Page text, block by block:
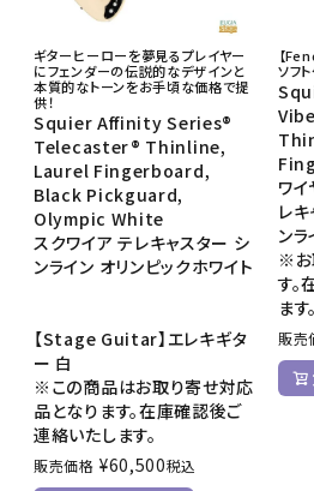
ギターヒーローを夢見るプレイヤー
にフェンダーの伝説的なデザインと
本質的なトーンをお手頃な価格で提
供！
Squier Affinity Series®
Telecaster® Thinline,
Laurel Fingerboard,
Black Pickguard,
Olympic White
スクワイア テレキャスター シ
ンライン オリンピックホワイト
【Stage Guitar】エレキギタ
ー 白
※この商品はお取り寄せ対応
品となります。在庫確認後ご
連絡いたします。
販売価格 ¥60,500税込
【
ソフ
ワ
レ
ンラ
※お
す
ます。
販売